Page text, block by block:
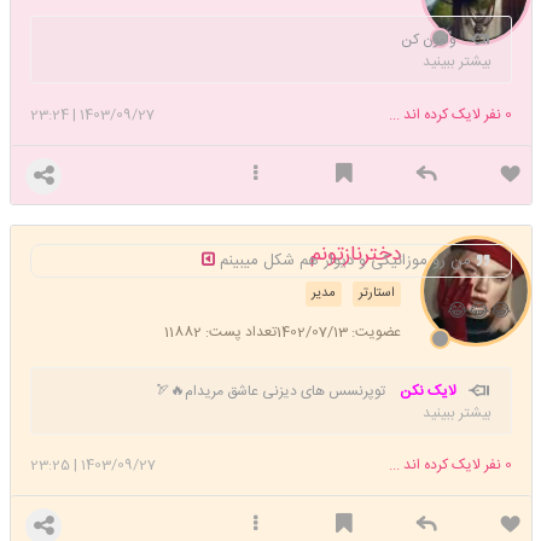
ولمون کن
بیشتر ببینید
1403/09/27
|
23:24 0 نفر لایک کرده اند ...
دخترنازتونم
مدیر استارتر
عضویت: 1402/07/13 تعداد پست: 11882
من رو موزائیکی و دیوار هم شکل میبینم
😂😂😂
لایک نکن توپرنسس های دیزنی عاشق مریدام🔥🏹
بیشتر ببینید
1403/09/27
|
23:25 0 نفر لایک کرده اند ...